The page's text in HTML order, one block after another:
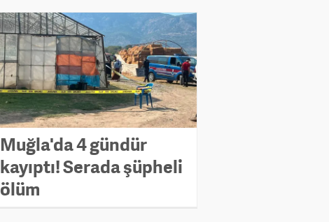
Muğla'da 4 gündür
kayıptı! Serada şüpheli
ölüm